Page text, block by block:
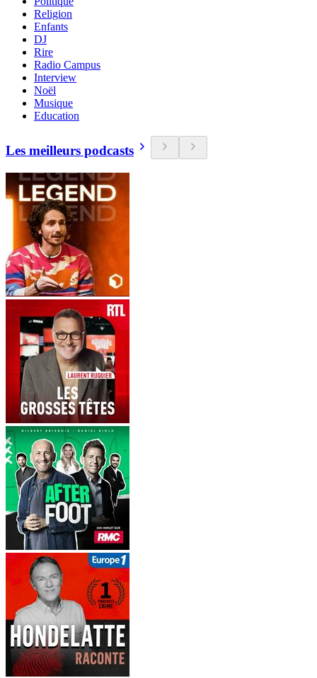
Religion
Enfants
DJ
Rire
Radio Campus
Interview
Noël
Musique
Education
Les meilleurs podcasts